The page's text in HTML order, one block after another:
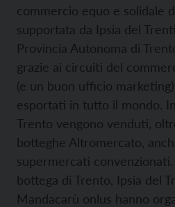
commercio equo e solidale
supportata da Ipsia del
Provincia Autonoma di
grazie ai circuiti del
(e un buon ufficio
esportati in tutto il mondo.
Trento vengono venduti,
botteghe Altromercato,
supermercati
bottega di Trento, Ipsia del
Mandacarù onlus hanno